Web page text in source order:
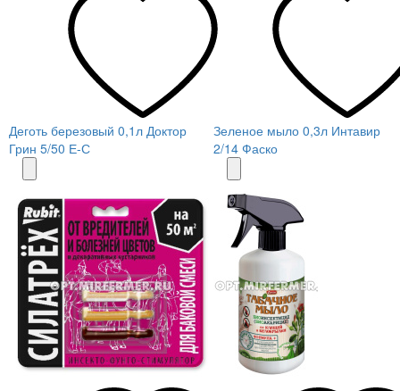
Деготь березовый 0,1л Доктор
Грин 5/50 Е-С
Зеленое мыло 0,3л Интавир
2/14 Фаско